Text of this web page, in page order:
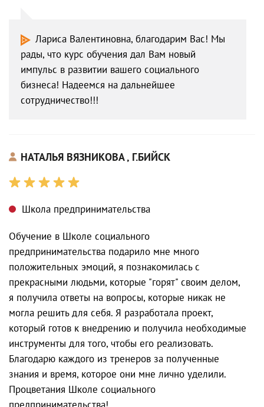
Лариса Валентиновна, благодарим Вас! Мы
рады, что курс обучения дал Вам новый
импульс в развитии вашего социального
бизнеса! Надеемся на дальнейшее
сотрудничество!!!
НАТАЛЬЯ ВЯЗНИКОВА , Г.БИЙСК
Школа предпринимательства
Обучение в Школе социального
предпринимательства подарило мне много
положительных эмоций, я познакомилась с
прекрасными людьми, которые "горят" своим делом,
я получила ответы на вопросы, которые никак не
могла решить для себя. Я разработала проект,
который готов к внедрению и получила необходимые
инструменты для того, чтобы его реализовать.
Благодарю каждого из тренеров за полученные
знания и время, которое они мне лично уделили.
Процветания Школе социального